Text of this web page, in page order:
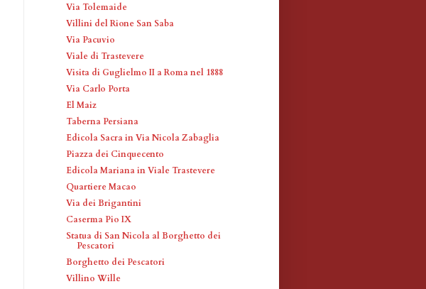
Via Tolemaide
Villini del Rione San Saba
Via Pacuvio
Viale di Trastevere
Visita di Guglielmo II a Roma nel 1888
Via Carlo Porta
El Maiz
Taberna Persiana
Edicola Sacra in Via Nicola Zabaglia
Piazza dei Cinquecento
Edicola Mariana in Viale Trastevere
Quartiere Macao
Via dei Brigantini
Caserma Pio IX
Statua di San Nicola al Borghetto dei
Pescatori
Borghetto dei Pescatori
Villino Wille